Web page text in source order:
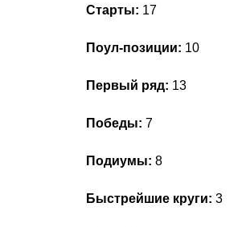
Старты: 17
Поул-позиции: 10
Первый ряд: 13
Победы: 7
Подиумы: 8
Быстрейшие круги: 3